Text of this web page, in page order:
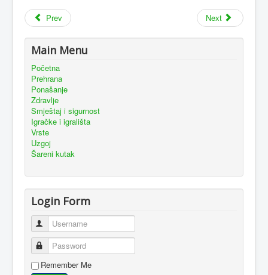
Prev Next
Main Menu
Početna
Prehrana
Ponašanje
Zdravlje
Smještaj i sigurnost
Igračke i igrališta
Vrste
Uzgoj
Šareni kutak
Login Form
Username
Password
Remember Me